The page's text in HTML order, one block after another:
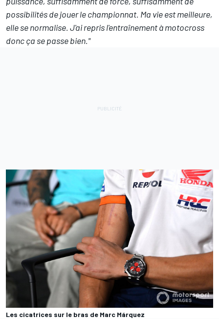
possibilités de jouer le championnat. Ma vie est meilleure,
elle se normalise. J'ai repris l'entraînement à motocross
donc ça se passe bien."
Les cicatrices sur le bras de Marc Márquez